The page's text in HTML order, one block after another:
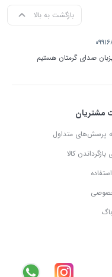
بازگشت به بالا
مشتریان
پرسش‌های متداول
کالا